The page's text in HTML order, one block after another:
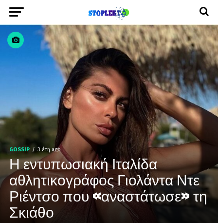
GOSSIP 3 έτη ago
Η εντυπωσιακή Ιταλίδα
αθλητικογράφος Γιολάντα Ντε
Ριέντσο που «αναστάτωσε» τη
Σκιάθο